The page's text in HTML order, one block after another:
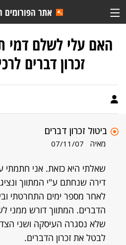
אתר הפורומים
האם עלי לשלם דמי
זכרון דברים
ביטול זכרון דברים
מאיה 07/11/07
שאלתי היא כזאת. אני חתמתי
דירה שנחתם ע"י המתווך
לאחר מספר ימים התחרטתי
הדברים. המתווך דורש ממני
שלא נסגרה העיסקה ושני
לבטל את זכרון הדברים.